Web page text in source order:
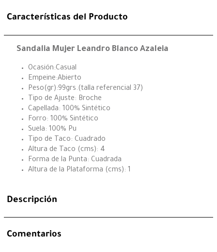
Características del Producto
Sandalia Mujer Leandro Blanco Azaleia
Ocasión:Casual
Empeine:Abierto
Peso(gr):99grs.(talla referencial 37)
Tipo de Ajuste: Broche
Capellada: 100% Sintético
Forro: 100% Sintético
Suela: 100% Pu
Tipo de Taco: Cuadrado
Altura de Taco (cms): 4
Forma de la Punta: Cuadrada
Altura de la Plataforma (cms): 1
Descripción
Comentarios